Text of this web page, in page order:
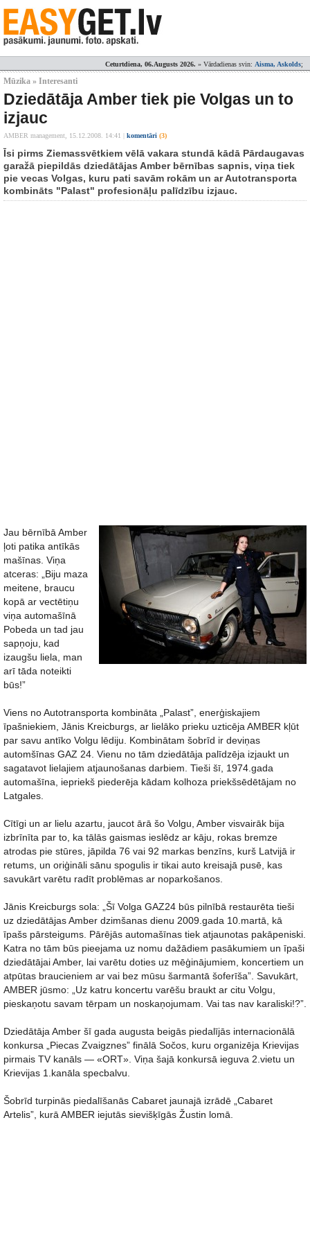
Ceturtdiena, 06.Augusts 2026. » Vārdadienas svin: Aisma, Askolds;
Mūzika » Interesanti
Dziedātāja Amber tiek pie Volgas un to
izjauc
AMBER management, 15.12.2008. 14:41 komentāri (3)
Īsi pirms Ziemassvētkiem vēlā vakara stundā kādā Pārdaugavas
garažā piepildās dziedātājas Amber bērnības sapnis, viņa tiek
pie vecas Volgas, kuru pati savām rokām un ar Autotransporta
kombināts "Palast" profesionāļu palīdzību izjauc.
Jau bērnībā Amber
ļoti patika antīkās
mašīnas. Viņa
atceras: „Biju maza
meitene, braucu
kopā ar vectētiņu
viņa automašīnā
Pobeda un tad jau
sapņoju, kad
izaugšu liela, man
arī tāda noteikti
būs!”
Viens no Autotransporta kombināta „Palast”, enerģiskajiem
īpašniekiem, Jānis Kreicburgs, ar lielāko prieku uzticēja AMBER kļūt
par savu antīko Volgu lēdiju. Kombinātam šobrīd ir deviņas
automšīnas GAZ 24. Vienu no tām dziedātāja palīdzēja izjaukt un
sagatavot lielajiem atjaunošanas darbiem. Tieši šī, 1974.gada
automašīna, iepriekš piederēja kādam kolhoza priekšsēdētājam no
Latgales.
Cītīgi un ar lielu azartu, jaucot ārā šo Volgu, Amber visvairāk bija
izbrīnīta par to, ka tālās gaismas ieslēdz ar kāju, rokas bremze
atrodas pie stūres, jāpilda 76 vai 92 markas benzīns, kurš Latvijā ir
retums, un oriģināli sānu spogulis ir tikai auto kreisajā pusē, kas
savukārt varētu radīt problēmas ar noparkošanos.
Jānis Kreicburgs sola: „Šī Volga GAZ24 būs pilnībā restaurēta tieši
uz dziedātājas Amber dzimšanas dienu 2009.gada 10.martā, kā
īpašs pārsteigums. Pārējās automašīnas tiek atjaunotas pakāpeniski.
Katra no tām būs pieejama uz nomu dažādiem pasākumiem un īpaši
dziedātājai Amber, lai varētu doties uz mēģinājumiem, koncertiem un
atpūtas braucieniem ar vai bez mūsu šarmantā šoferīša”. Savukārt,
AMBER jūsmo: „Uz katru koncertu varēšu braukt ar citu Volgu,
pieskaņotu savam tērpam un noskaņojumam. Vai tas nav karaliski!?”.
Dziedātāja Amber šī gada augusta beigās piedalījās internacionālā
konkursa „Piecas Zvaigznes” finālā Sočos, kuru organizēja Krievijas
pirmais TV kanāls — «ORT». Viņa šajā konkursā ieguva 2.vietu un
Krievijas 1.kanāla specbalvu.
Šobrīd turpinās piedalīšanās Cabaret jaunajā izrādē „Cabaret
Artelis”, kurā AMBER iejutās sievišķīgās Žustin lomā.